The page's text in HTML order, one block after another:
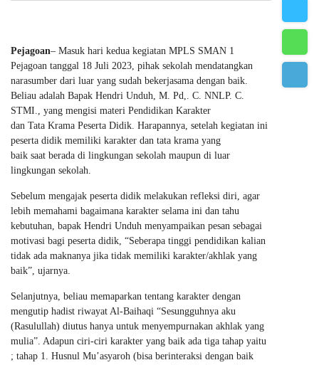
Pejagoan– Masuk hari kedua kegiatan MPLS SMAN 1
Pejagoan tanggal 18 Juli 2023, pihak sekolah mendatangkan
narasumber dari luar yang sudah bekerjasama dengan baik.
Beliau adalah Bapak Hendri Unduh, M. Pd,. C. NNLP. C.
STMI., yang mengisi materi Pendidikan Karakter
dan Tata Krama Peserta Didik. Harapannya, setelah kegiatan ini
peserta didik memiliki karakter dan tata krama yang
baik saat berada di lingkungan sekolah maupun di luar
lingkungan sekolah.
Sebelum mengajak peserta didik melakukan refleksi diri, agar
lebih memahami bagaimana karakter selama ini dan tahu
kebutuhan, bapak Hendri Unduh menyampaikan pesan sebagai
motivasi bagi peserta didik, “Seberapa tinggi pendidikan kalian
tidak ada maknanya jika tidak memiliki karakter/akhlak yang
baik”, ujarnya.
Selanjutnya, beliau memaparkan tentang karakter dengan
mengutip hadist riwayat Al-Baihaqi “Sesungguhnya aku
(Rasulullah) diutus hanya untuk menyempurnakan akhlak yang
mulia”. Adapun ciri-ciri karakter yang baik ada tiga tahap yaitu
; tahap 1. Husnul Mu’asyaroh (bisa berinteraksi dengan baik